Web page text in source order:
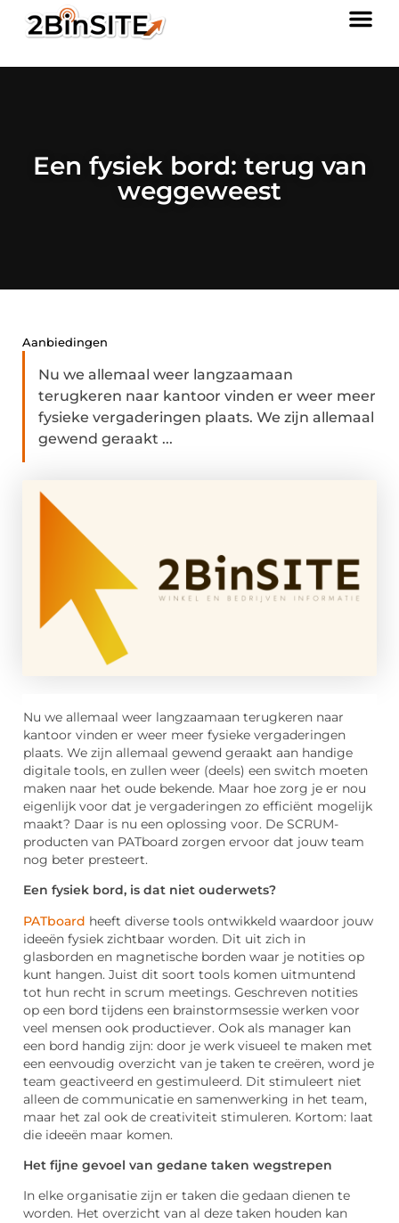
Een fysiek bord: terug van
weggeweest
Aanbiedingen
Nu we allemaal weer langzaamaan
terugkeren naar kantoor vinden er weer meer
fysieke vergaderingen plaats. We zijn allemaal
gewend geraakt ...
Nu we allemaal weer langzaamaan terugkeren naar
kantoor vinden er weer meer fysieke vergaderingen
plaats. We zijn allemaal gewend geraakt aan handige
digitale tools, en zullen weer (deels) een switch moeten
maken naar het oude bekende. Maar hoe zorg je er nou
eigenlijk voor dat je vergaderingen zo efficiënt mogelijk
maakt? Daar is nu een oplossing voor. De SCRUM-
producten van PATboard zorgen ervoor dat jouw team
nog beter presteert.
Een fysiek bord, is dat niet ouderwets?
PATboard heeft diverse tools ontwikkeld waardoor jouw
ideeën fysiek zichtbaar worden. Dit uit zich in
glasborden en magnetische borden waar je notities op
kunt hangen. Juist dit soort tools komen uitmuntend
tot hun recht in scrum meetings. Geschreven notities
op een bord tijdens een brainstormsessie werken voor
veel mensen ook productiever. Ook als manager kan
een bord handig zijn: door je werk visueel te maken met
een eenvoudig overzicht van je taken te creëren, word je
team geactiveerd en gestimuleerd. Dit stimuleert niet
alleen de communicatie en samenwerking in het team,
maar het zal ook de creativiteit stimuleren. Kortom: laat
die ideeën maar komen.
Het fijne gevoel van gedane taken wegstrepen
In elke organisatie zijn er taken die gedaan dienen te
worden. Het overzicht van al deze taken houden kan